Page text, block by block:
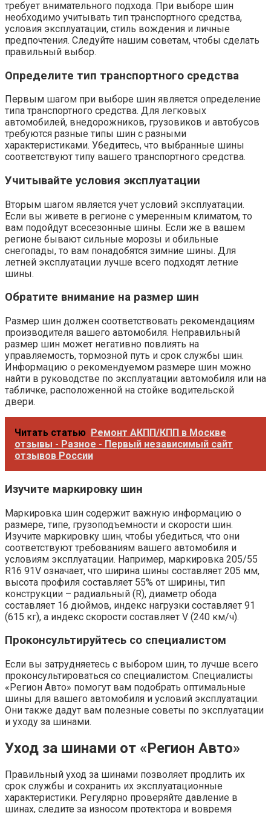
требует внимательного подхода. При выборе шин
необходимо учитывать тип транспортного средства,
условия эксплуатации, стиль вождения и личные
предпочтения. Следуйте нашим советам, чтобы сделать
правильный выбор.
Определите тип транспортного средства
Первым шагом при выборе шин является определение
типа транспортного средства. Для легковых
автомобилей, внедорожников, грузовиков и автобусов
требуются разные типы шин с разными
характеристиками. Убедитесь, что выбранные шины
соответствуют типу вашего транспортного средства.
Учитывайте условия эксплуатации
Вторым шагом является учет условий эксплуатации.
Если вы живете в регионе с умеренным климатом, то
вам подойдут всесезонные шины. Если же в вашем
регионе бывают сильные морозы и обильные
снегопады, то вам понадобятся зимние шины. Для
летней эксплуатации лучше всего подходят летние
шины.
Обратите внимание на размер шин
Размер шин должен соответствовать рекомендациям
производителя вашего автомобиля. Неправильный
размер шин может негативно повлиять на
управляемость, тормозной путь и срок службы шин.
Информацию о рекомендуемом размере шин можно
найти в руководстве по эксплуатации автомобиля или на
табличке, расположенной на стойке водительской
двери.
Читать статью Ремонт АКПП/КПП в Москве
отзывы - Разное - Первый независимый сайт
отзывов России
Изучите маркировку шин
Маркировка шин содержит важную информацию о
размере, типе, грузоподъемности и скорости шин.
Изучите маркировку шин, чтобы убедиться, что они
соответствуют требованиям вашего автомобиля и
условиям эксплуатации. Например, маркировка 205/55
R16 91V означает, что ширина шины составляет 205 мм,
высота профиля составляет 55% от ширины, тип
конструкции – радиальный (R), диаметр обода
составляет 16 дюймов, индекс нагрузки составляет 91
(615 кг), а индекс скорости составляет V (240 км/ч).
Проконсультируйтесь со специалистом
Если вы затрудняетесь с выбором шин, то лучше всего
проконсультироваться со специалистом. Специалисты
«Регион Авто» помогут вам подобрать оптимальные
шины для вашего автомобиля и условий эксплуатации.
Они также дадут вам полезные советы по эксплуатации
и уходу за шинами.
Уход за шинами от «Регион Авто»
Правильный уход за шинами позволяет продлить их
срок службы и сохранить их эксплуатационные
характеристики. Регулярно проверяйте давление в
шинах, следите за износом протектора и вовремя